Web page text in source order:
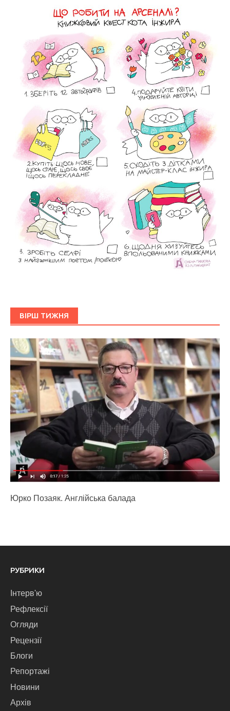
ВІРШ ТИЖНЯ
Юрко Позаяк. Англійська балада
РУБРИКИ
Інтерв'ю
Рефлексії
Огляди
Рецензії
Блоги
Репортажі
Новини
Архів